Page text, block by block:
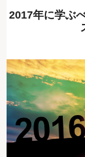
2017年に学ぶ